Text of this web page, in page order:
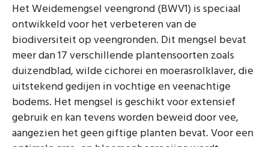
Het Weidemengsel veengrond (BWV1) is speciaal
ontwikkeld voor het verbeteren van de
biodiversiteit op veengronden. Dit mengsel bevat
meer dan 17 verschillende plantensoorten zoals
duizendblad, wilde cichorei en moerasrolklaver, die
uitstekend gedijen in vochtige en veenachtige
bodems. Het mengsel is geschikt voor extensief
gebruik en kan tevens worden beweid door vee,
aangezien het geen giftige planten bevat. Voor een